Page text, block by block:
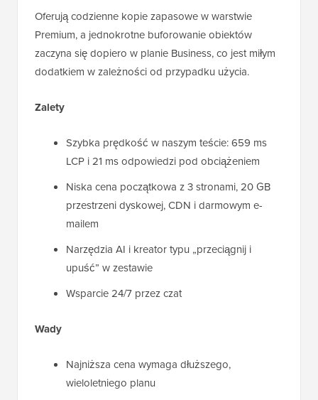
Oferują codzienne kopie zapasowe w warstwie
Premium, a jednokrotne buforowanie obiektów
zaczyna się dopiero w planie Business, co jest miłym
dodatkiem w zależności od przypadku użycia.
Zalety
Szybka prędkość w naszym teście: 659 ms
LCP i 21 ms odpowiedzi pod obciążeniem
Niska cena początkowa z 3 stronami, 20 GB
przestrzeni dyskowej, CDN i darmowym e-
mailem
Narzędzia AI i kreator typu „przeciągnij i
upuść” w zestawie
Wsparcie 24/7 przez czat
Wady
Najniższa cena wymaga dłuższego,
wieloletniego planu